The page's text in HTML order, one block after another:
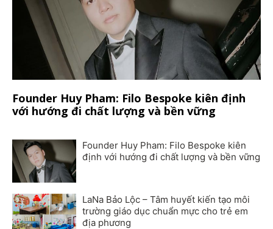
Founder Huy Pham: Filo Bespoke kiên định
với hướng đi chất lượng và bền vững
Founder Huy Pham: Filo Bespoke kiên
định với hướng đi chất lượng và bền vững
LaNa Bảo Lộc – Tâm huyết kiến tạo môi
trường giáo dục chuẩn mực cho trẻ em
địa phương